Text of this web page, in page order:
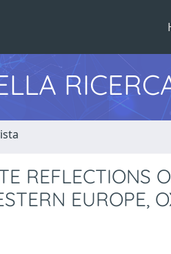
REFLECTIONS
EUROPE,